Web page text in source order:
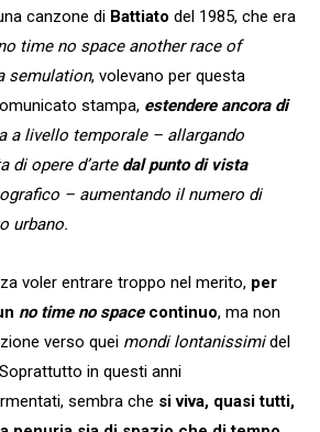
canzone di Battiato del 1985, che era
time no space another race of
semulation, volevano per questa
stampa, estendere ancora di
a livello temporale – allargando
di opere d’arte dal punto di vista
– aumentando il numero di
urbano.
voler entrare troppo nel merito, per
no time no spacecontinuo, ma non
verso quei mondi lontanissimidel
in questi anni
sembra che si viva, quasi tutti,